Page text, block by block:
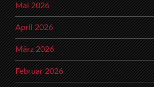
Mai 2026
April 2026
März 2026
Februar 2026